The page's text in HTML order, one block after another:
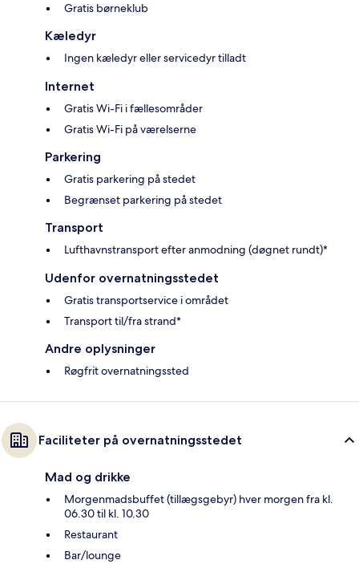
Gratis børneklub
Kæledyr
Ingen kæledyr eller servicedyr tilladt
Internet
Gratis Wi-Fi i fællesområder
Gratis Wi-Fi på værelserne
Parkering
Gratis parkering på stedet
Begrænset parkering på stedet
Transport
Lufthavnstransport efter anmodning (døgnet rundt)*
Udenfor overnatningsstedet
Gratis transportservice i området
Transport til/fra strand*
Andre oplysninger
Røgfrit overnatningssted
Faciliteter på overnatningsstedet
Mad og drikke
Morgenmadsbuffet (tillægsgebyr) hver morgen fra kl.
06.30 til kl. 10.30
Restaurant
Bar/lounge